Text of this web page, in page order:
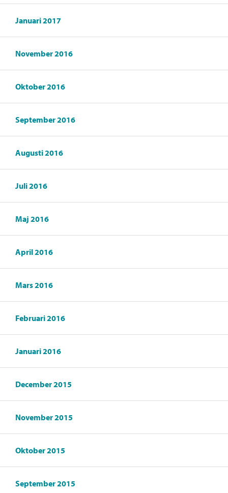
Januari 2017
November 2016
Oktober 2016
September 2016
Augusti 2016
Juli 2016
Maj 2016
April 2016
Mars 2016
Februari 2016
Januari 2016
December 2015
November 2015
Oktober 2015
September 2015